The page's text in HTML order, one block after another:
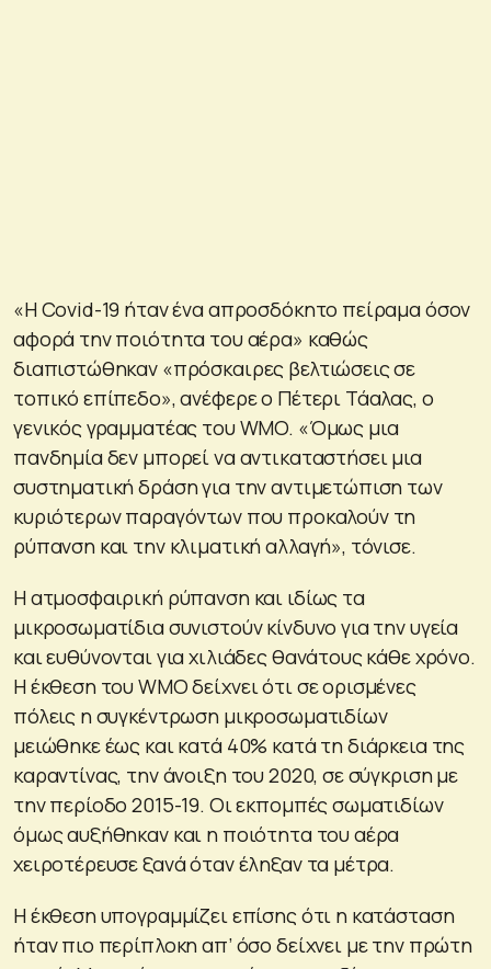
«H Covid-19 ήταν ένα απροσδόκητο πείραμα όσον
αφορά την ποιότητα του αέρα» καθώς
διαπιστώθηκαν «πρόσκαιρες βελτιώσεις σε
τοπικό επίπεδο», ανέφερε ο Πέτερι Τάαλας, ο
γενικός γραμματέας του WΜO. «Όμως μια
πανδημία δεν μπορεί να αντικαταστήσει μια
συστηματική δράση για την αντιμετώπιση των
κυριότερων παραγόντων που προκαλούν τη
ρύπανση και την κλιματική αλλαγή», τόνισε.
Η ατμοσφαιρική ρύπανση και ιδίως τα
μικροσωματίδια συνιστούν κίνδυνο για την υγεία
και ευθύνονται για χιλιάδες θανάτους κάθε χρόνο.
Η έκθεση του WΜO δείχνει ότι σε ορισμένες
πόλεις η συγκέντρωση μικροσωματιδίων
μειώθηκε έως και κατά 40% κατά τη διάρκεια της
καραντίνας, την άνοιξη του 2020, σε σύγκριση με
την περίοδο 2015-19. Οι εκπομπές σωματιδίων
όμως αυξήθηκαν και η ποιότητα του αέρα
χειροτέρευσε ξανά όταν έληξαν τα μέτρα.
Η έκθεση υπογραμμίζει επίσης ότι η κατάσταση
ήταν πιο περίπλοκη απ’ όσο δείχνει με την πρώτη